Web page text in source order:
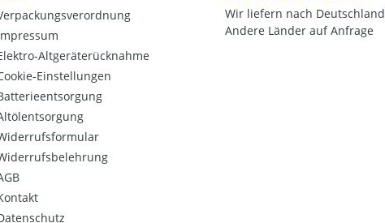
Altgeräterücknahme
Einstellungen
Wir liefern nach Deutschland
Andere Länder auf Anfrage